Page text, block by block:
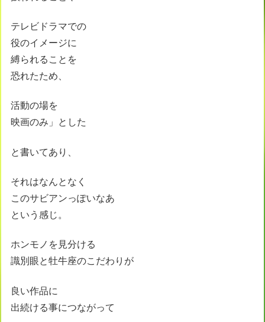
テレビドラマでの
役のイメージに
縛られることを
恐れたため、
活動の場を
映画のみ」とした
と書いてあり、
それはなんとなく
このサビアンっぽいなあ
という感じ。
ホンモノを見分ける
識別眼と牡牛座のこだわりが
良い作品に
出続ける事につながって